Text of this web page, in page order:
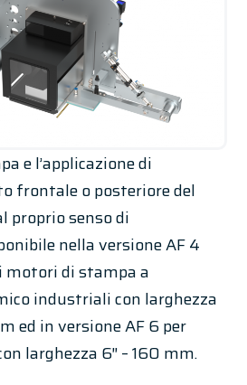
e l’applicazione di
frontale o posteriore del
proprio senso di
nella versione AF 4
motori di stampa a
industriali con larghezza
ed in versione AF 6 per
larghezza 6″ – 160 mm.